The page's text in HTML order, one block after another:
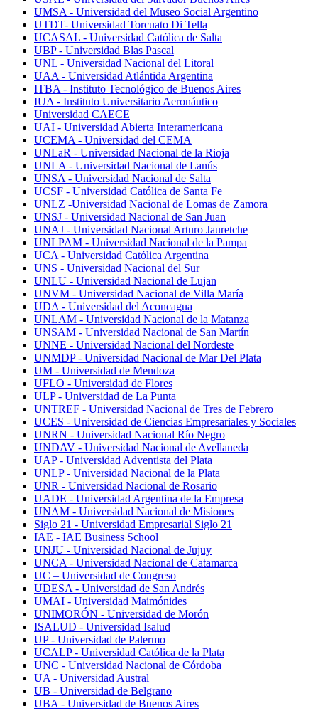
UMSA - Universidad del Museo Social Argentino
UTDT- Universidad Torcuato Di Tella
UCASAL - Universidad Católica de Salta
UBP - Universidad Blas Pascal
UNL - Universidad Nacional del Litoral
UAA - Universidad Atlántida Argentina
ITBA - Instituto Tecnológico de Buenos Aires
IUA - Instituto Universitario Aeronáutico
Universidad CAECE
UAI - Universidad Abierta Interamericana
UCEMA - Universidad del CEMA
UNLaR - Universidad Nacional de la Rioja
UNLA - Universidad Nacional de Lanús
UNSA - Universidad Nacional de Salta
UCSF - Universidad Católica de Santa Fe
UNLZ -Universidad Nacional de Lomas de Zamora
UNSJ - Universidad Nacional de San Juan
UNAJ - Universidad Nacional Arturo Jauretche
UNLPAM - Universidad Nacional de la Pampa
UCA - Universidad Católica Argentina
UNS - Universidad Nacional del Sur
UNLU - Universidad Nacional de Lujan
UNVM - Universidad Nacional de Villa María
UDA - Universidad del Aconcagua
UNLAM - Universidad Nacional de la Matanza
UNSAM - Universidad Nacional de San Martín
UNNE - Universidad Nacional del Nordeste
UNMDP - Universidad Nacional de Mar Del Plata
UM - Universidad de Mendoza
UFLO - Universidad de Flores
ULP - Universidad de La Punta
UNTREF - Universidad Nacional de Tres de Febrero
UCES - Universidad de Ciencias Empresariales y Sociales
UNRN - Universidad Nacional Río Negro
UNDAV - Universidad Nacional de Avellaneda
UAP - Universidad Adventista del Plata
UNLP - Universidad Nacional de la Plata
UNR - Universidad Nacional de Rosario
UADE - Universidad Argentina de la Empresa
UNAM - Universidad Nacional de Misiones
Siglo 21 - Universidad Empresarial Siglo 21
IAE - IAE Business School
UNJU - Universidad Nacional de Jujuy
UNCA - Universidad Nacional de Catamarca
UC – Universidad de Congreso
UDESA - Universidad de San Andrés
UMAI - Universidad Maimónides
UNIMORÓN - Universidad de Morón
ISALUD - Universidad Isalud
UP - Universidad de Palermo
UCALP - Universidad Católica de la Plata
UNC - Universidad Nacional de Córdoba
UA - Universidad Austral
UB - Universidad de Belgrano
UBA - Universidad de Buenos Aires